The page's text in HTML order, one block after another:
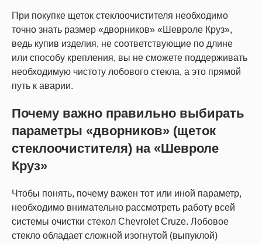
При покупке щеток стеклоочистителя необходимо
точно знать размер «дворников» «Шевроле Круз»,
ведь купив изделия, не соответствующие по длине
или способу крепления, вы не сможете поддерживать
необходимую чистоту лобового стекла, а это прямой
путь к аварии.
Почему важно правильно выбирать
параметры «дворников» (щеток
стеклоочистителя) на «Шевроле
Круз»
Чтобы понять, почему важен тот или иной параметр,
необходимо внимательно рассмотреть работу всей
системы очистки стекол Chevrolet Cruze. Лобовое
стекло обладает сложной изогнутой (выпуклой)